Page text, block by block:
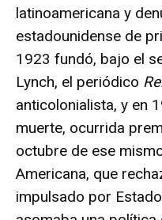
latinoamericana y
estadounidense de
1923 fundó, bajo el
Lynch, el periódico
anticolonialista, y en
muerte, ocurrida
octubre de ese
Americana, que
impulsado por